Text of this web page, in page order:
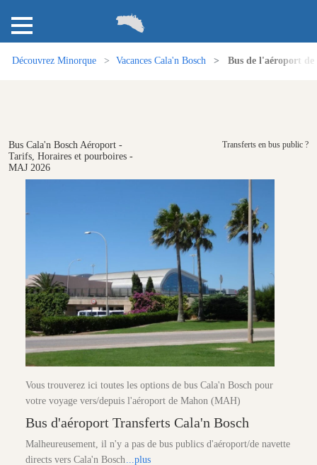
Découvrez Minorque Vacances Cala'n Bosch Bus de l'aéroport de
Bus Cala'n Bosch Aéroport -
Tarifs, Horaires et pourboires -
MAJ 2026
Transferts en bus public ?
Vous trouverez ici toutes les options de bus Cala'n Bosch pour
votre voyage vers/depuis l'aéroport de Mahon (MAH)
Bus d'aéroport Transferts Cala'n Bosch
Malheureusement, il n'y a pas de bus publics d'aéroport/de navette
directs vers Cala'n Bosch...plus